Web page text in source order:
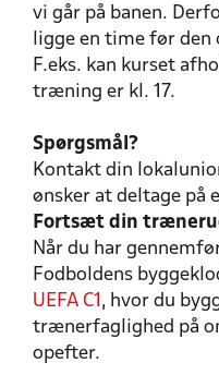
vi går på banen.
ligge en time før
F.eks. kan kurset
træning er kl. 17.
Spørgsmål?
Kontakt din
ønsker at deltage på
Fortsæt din
Når du har
Fodboldens
UEFA C1, hvor du
trænerfaglighed på
opefter.